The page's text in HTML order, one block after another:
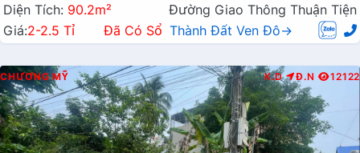
Diện Tích: 90.2m²
Đường Giao Thông Thuận Tiện
Giá:2-2.5 Tỉ Đã Có Sổ Thành Đất Ven Đô→
CHƯƠNG MỸ K.D Đ.N 12122